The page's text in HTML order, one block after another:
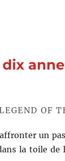
OF
un
la toile de